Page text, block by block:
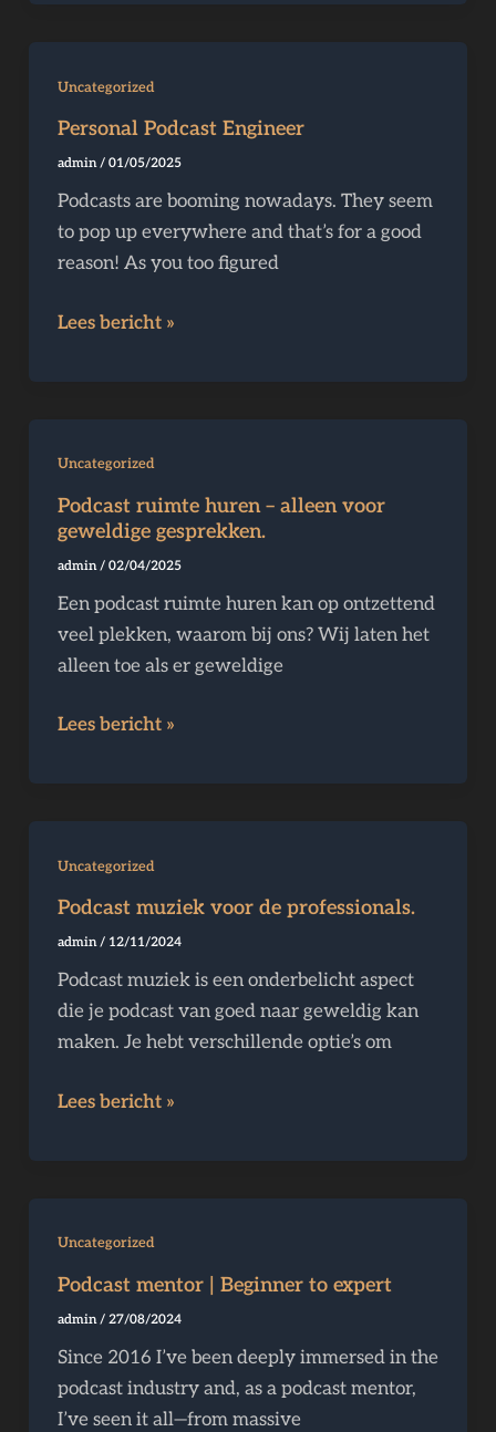
Uncategorized
Personal Podcast Engineer
admin/ 01/05/2025
Podcasts are booming nowadays. They seem
to pop up everywhere and that’s for a good
reason! As you too figured
Personal
Podcast
Lees bericht »
Uncategorized
Podcast ruimte huren – alleen voor
geweldige gesprekken.
admin/ 02/04/2025
Een podcast ruimte huren kan op ontzettend
veel plekken, waarom bij ons? Wij laten het
alleen toe als er geweldige
Podcast
ruimte
huren
voor
geweldige
gesprekken.
Lees bericht »
Uncategorized
Podcast muziek voor de professionals.
admin/ 12/11/2024
Podcast muziek is een onderbelicht aspect
die je podcast van goed naar geweldig kan
maken. Je hebt verschillende optie’s om
Podcast
muziek
professionals.
Lees bericht »
Uncategorized
Podcast mentor | Beginner to expert
admin / 27/08/2024
Since 2016 I’ve been deeply immersed in the
podcast industry and, as a podcast mentor,
I’ve seen it all—from massive
Podcast
mentor
to
expert